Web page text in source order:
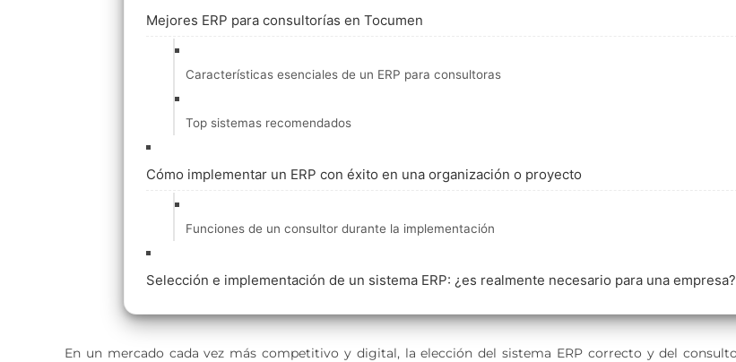
Mejores ERP para consultorías en Tocumen
Características esenciales de un ERP para consultoras
Top sistemas recomendados
Cómo implementar un ERP con éxito en una organización o proyecto
Funciones de un consultor durante la implementación
Selección e implementación de un sistema ERP: ¿es realmente necesario para una empresa?
En un mercado cada vez más competitivo y digital, la elección del sistema ERP correcto y del